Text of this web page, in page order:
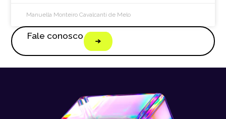
Manuella Monteiro Cavalcanti de Melo
Fale conosco